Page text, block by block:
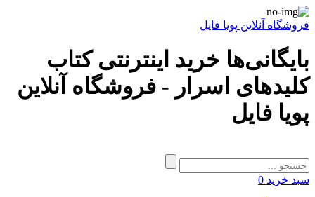
فروشگاه آنلاین پویا فایل
بایگانی‌ها خرید اینترنتی کتاب
کلیدهای اسرار - فروشگاه آنلاین
پویا فایل
سبد خرید 0